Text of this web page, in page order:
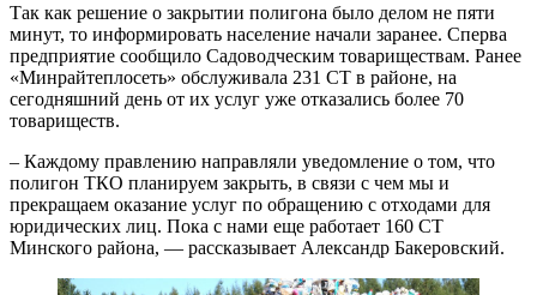
Так как решение о закрытии полигона было делом не пяти
минут, то информировать население начали заранее. Сперва
предприятие сообщило Садоводческим товариществам. Ранее
«Минрайтеплосеть» обслуживала 231 СТ в районе, на
сегодняшний день от их услуг уже отказались более 70
товариществ.
– Каждому правлению направляли уведомление о том, что
полигон ТКО планируем закрыть, в связи с чем мы и
прекращаем оказание услуг по обращению с отходами для
юридических лиц. Пока с нами еще работает 160 СТ
Минского района, — рассказывает Александр Бакеровский.